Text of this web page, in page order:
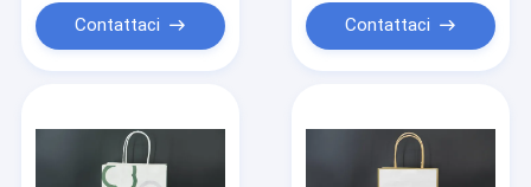
Contattaci Contattaci